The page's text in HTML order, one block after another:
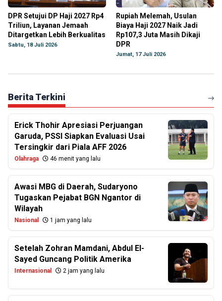
DPR Setujui DP Haji 2027 Rp4
Triliun, Layanan Jemaah
Ditargetkan Lebih Berkualitas
Sabtu, 18 Juli 2026
Rupiah Melemah, Usulan
Biaya Haji 2027 Naik Jadi
Rp107,3 Juta Masih Dikaji
DPR
Jumat, 17 Juli 2026
Berita Terkini
Erick Thohir Apresiasi Perjuangan
Garuda, PSSI Siapkan Evaluasi Usai
Tersingkir dari Piala AFF 2026
Olahraga 46 menit yang lalu
Awasi MBG di Daerah, Sudaryono
Tugaskan Pejabat BGN Ngantor di
Wilayah
Nasional 1 jam yang lalu
Setelah Zohran Mamdani, Abdul El-
Sayed Guncang Politik Amerika
Internasional 2 jam yang lalu